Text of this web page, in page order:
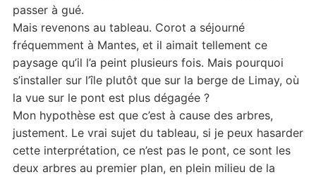
passer à gué.
Mais revenons au tableau. Corot a séjourné
fréquemment à Mantes, et il aimait tellement ce
paysage qu’il l’a peint plusieurs fois. Mais pourquoi
s’installer sur l’île plutôt que sur la berge de Limay, où
la vue sur le pont est plus dégagée ?
Mon hypothèse est que c’est à cause des arbres,
justement. Le vrai sujet du tableau, si je peux hasarder
cette interprétation, ce n’est pas le pont, ce sont les
deux arbres au premier plan, en plein milieu de la